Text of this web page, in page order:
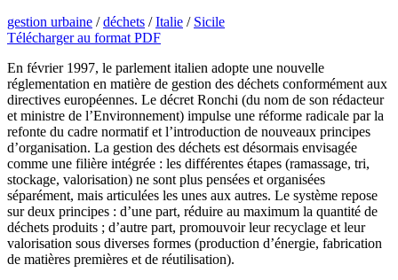
gestion urbaine /déchets /Italie / Sicile
Télécharger au format PDF
En février 1997, le parlement italien adopte une nouvelle
réglementation en matière de gestion des déchets conformément aux
directives européennes. Le décret Ronchi (du nom de son rédacteur
et ministre de l’Environnement) impulse une réforme radicale par la
refonte du cadre normatif et l’introduction de nouveaux principes
d’organisation. La gestion des déchets est désormais envisagée
comme une filière intégrée : les différentes étapes (ramassage, tri,
stockage, valorisation) ne sont plus pensées et organisées
séparément, mais articulées les unes aux autres. Le système repose
sur deux principes : d’une part, réduire au maximum la quantité de
déchets produits ; d’autre part, promouvoir leur recyclage et leur
valorisation sous diverses formes (production d’énergie, fabrication
de matières premières et de réutilisation).